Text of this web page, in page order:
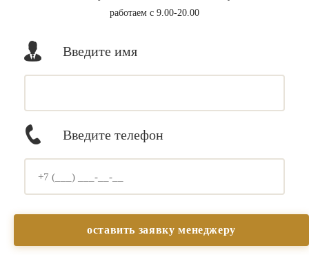
работаем с 9.00-20.00
Введите имя
Введите телефон